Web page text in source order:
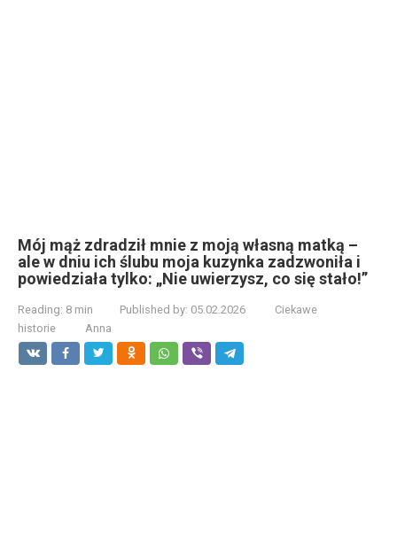
Mój mąż zdradził mnie z moją własną matką –
ale w dniu ich ślubu moja kuzynka zadzwoniła i
powiedziała tylko: „Nie uwierzysz, co się stało!”
Reading: 8 min Published by: 05.02.2026
Ciekawe
historie
Anna